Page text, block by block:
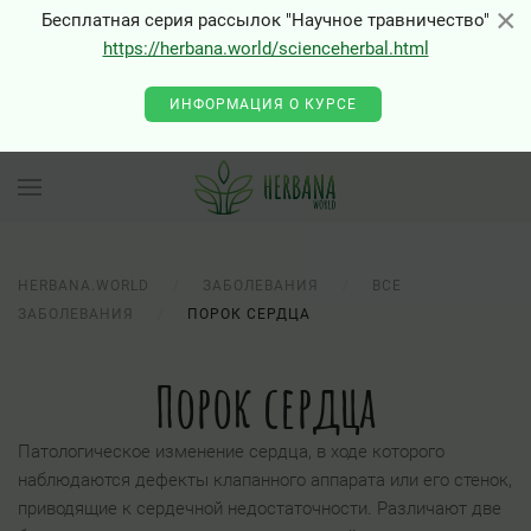
×
Бесплатная серия рассылок "Научное травничество"
https://herbana.world/scienceherbal.html
ИНФОРМАЦИЯ О КУРСЕ
HERBANA.WORLD ЗАБОЛЕВАНИЯ
ВСЕ
ЗАБОЛЕВАНИЯ
ПОРОК СЕРДЦА
Порок сердца
Патологическое изменение сердца, в ходе которого
наблюдаются дефекты клапанного аппарата или его стенок,
приводящие к сердечной недостаточности. Различают две
×